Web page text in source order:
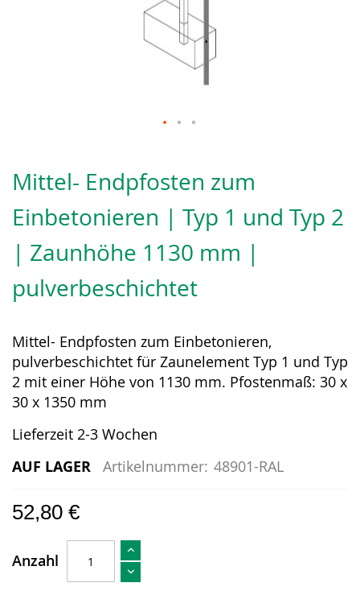
der
Bildergalerie
springen
Mittel- Endpfosten zum
Einbetonieren | Typ 1 und Typ 2
| Zaunhöhe 1130 mm |
pulverbeschichtet
Mittel- Endpfosten zum Einbetonieren,
pulverbeschichtet für Zaunelement Typ 1 und Typ
2 mit einer Höhe von 1130 mm. Pfostenmaß: 30 x
30 x 1350 mm
Lieferzeit 2-3 Wochen
AUF LAGER Artikelnummer: 48901-RAL
52,80 €
Anzahl